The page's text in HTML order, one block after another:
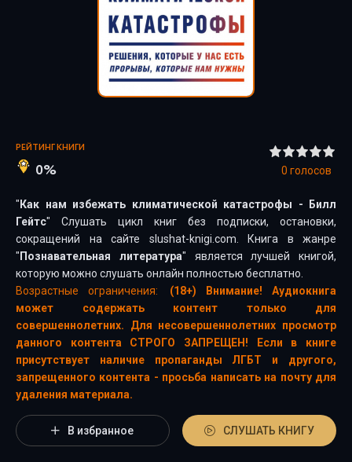
РЕЙТИНГ КНИГИ
0% 0 голосов
" Как нам избежать климатической катастрофы - Билл
Гейтс" Слушать цикл книг без подписки, остановки,
сокращений на сайте slushat-knigi.com. Книга в жанре
" Познавательная литература" является лучшей книгой,
которую можно слушать онлайн полностью бесплатно.
Возрастные ограничения:
(18+) Внимание! Аудиокнига
может содержать контент только для
совершеннолетних. Для несовершеннолетних просмотр
данного контента СТРОГО ЗАПРЕЩЕН! Если в книге
присутствует наличие пропаганды ЛГБТ и другого,
запрещенного контента - просьба написать на почту для
удаления материала.
В избранное СЛУШАТЬ КНИГУ